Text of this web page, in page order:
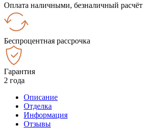
Оплата наличными, безналичный расчёт
Беспроцентная рассрочка
Гарантия
2 года
Описание
Отделка
Информация
Отзывы